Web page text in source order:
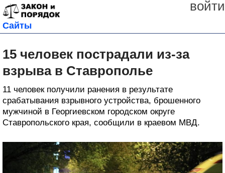
войти
Сайты
15 человек пострадали из-за
взрыва в Ставрополье
11 человек получили ранения в результате
срабатывания взрывного устройства, брошенного
мужчиной в Георгиевском городском округе
Ставропольского края, сообщили в краевом МВД.